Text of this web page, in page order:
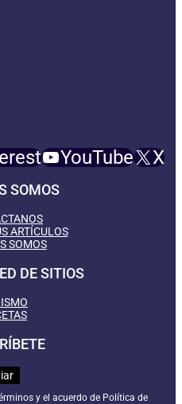
YouTube X
SOMOS
ARTÍCULOS
SOMOS
DE SITIOS
y el acuerdo de Política de